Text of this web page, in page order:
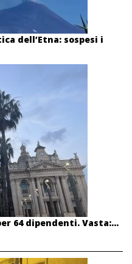
dell’Etna: sospesi i
64 dipendenti. Vasta:...